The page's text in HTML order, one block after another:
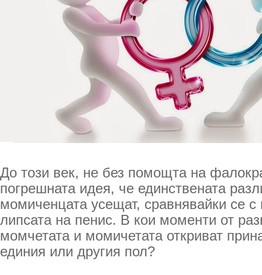
До този век, не без помощта на
погрешната идея, че единствената
момиченцата усещат, сравнявайки се
липсата на пенис. В кои моменти от
момчетата и момичетата откриват
единия или другия пол?